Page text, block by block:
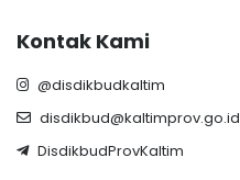
Kontak Kami
@disdikbudkaltim
disdikbud@kaltimprov.go.id
DisdikbudProvKaltim